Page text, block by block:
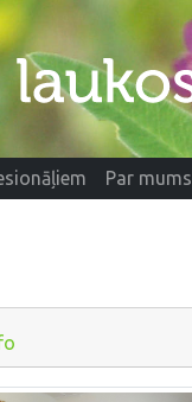
Par mums